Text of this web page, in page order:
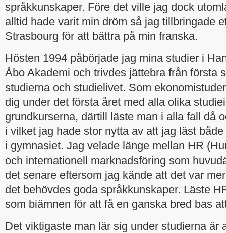
språkkunskaper. Före det ville jag dock
alltid hade varit min dröm så jag tillbringade
Strasbourg för att bättra på min franska.
Hösten 1994 påbörjade jag mina studier i
Åbo Akademi och trivdes jättebra från första
studierna och studielivet. Som
dig under det första året med alla olika
grundkurserna, därtill läste man i alla fall då
i vilket jag hade stor nytta av att jag läst
i gymnasiet. Jag velade länge mellan HR
och internationell marknadsföring som
det senare eftersom jag kände att det var
det behövdes goda språkkunskaper. Läste
som biämnen för att få en ganska bred bas
Det viktigaste man lär sig under studierna är